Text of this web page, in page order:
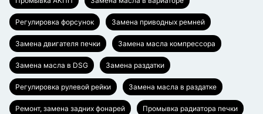
Регулировка форсунок Замена приводных ремней
Замена двигателя печки Замена масла компрессора
Замена масла в DSG Замена раздатки
Регулировка рулевой рейки Замена масла в раздатке
Ремонт, замена задних фонарей Промывка радиатора печки